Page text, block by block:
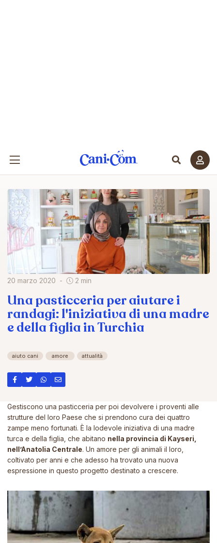
20 marzo 2020 2 min
Una pasticceria per aiutare i
randagi: l'iniziativa di una madre
e della figlia in Turchia
aiuto cani amore attualità
Gestiscono una pasticceria per poi devolvere i proventi alle
strutture del loro Paese che si prendono cura dei quattro
zampe meno fortunati. È la lodevole iniziativa di una madre
turca e della figlia, che abitano nella provincia di Kayseri,
nell’Anatolia Centrale. Un amore per gli animali il loro,
coltivato per anni e che adesso ha trovato una nuova
espressione in questo progetto destinato a crescere.